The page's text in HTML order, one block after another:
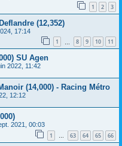
1 2 3
(12,352)
17:14
1 8 9 10 11
SU Agen
2022, 11:42
(14,000) - Racing Métro
12:12
2021, 00:03
1 … 63 64 65 66